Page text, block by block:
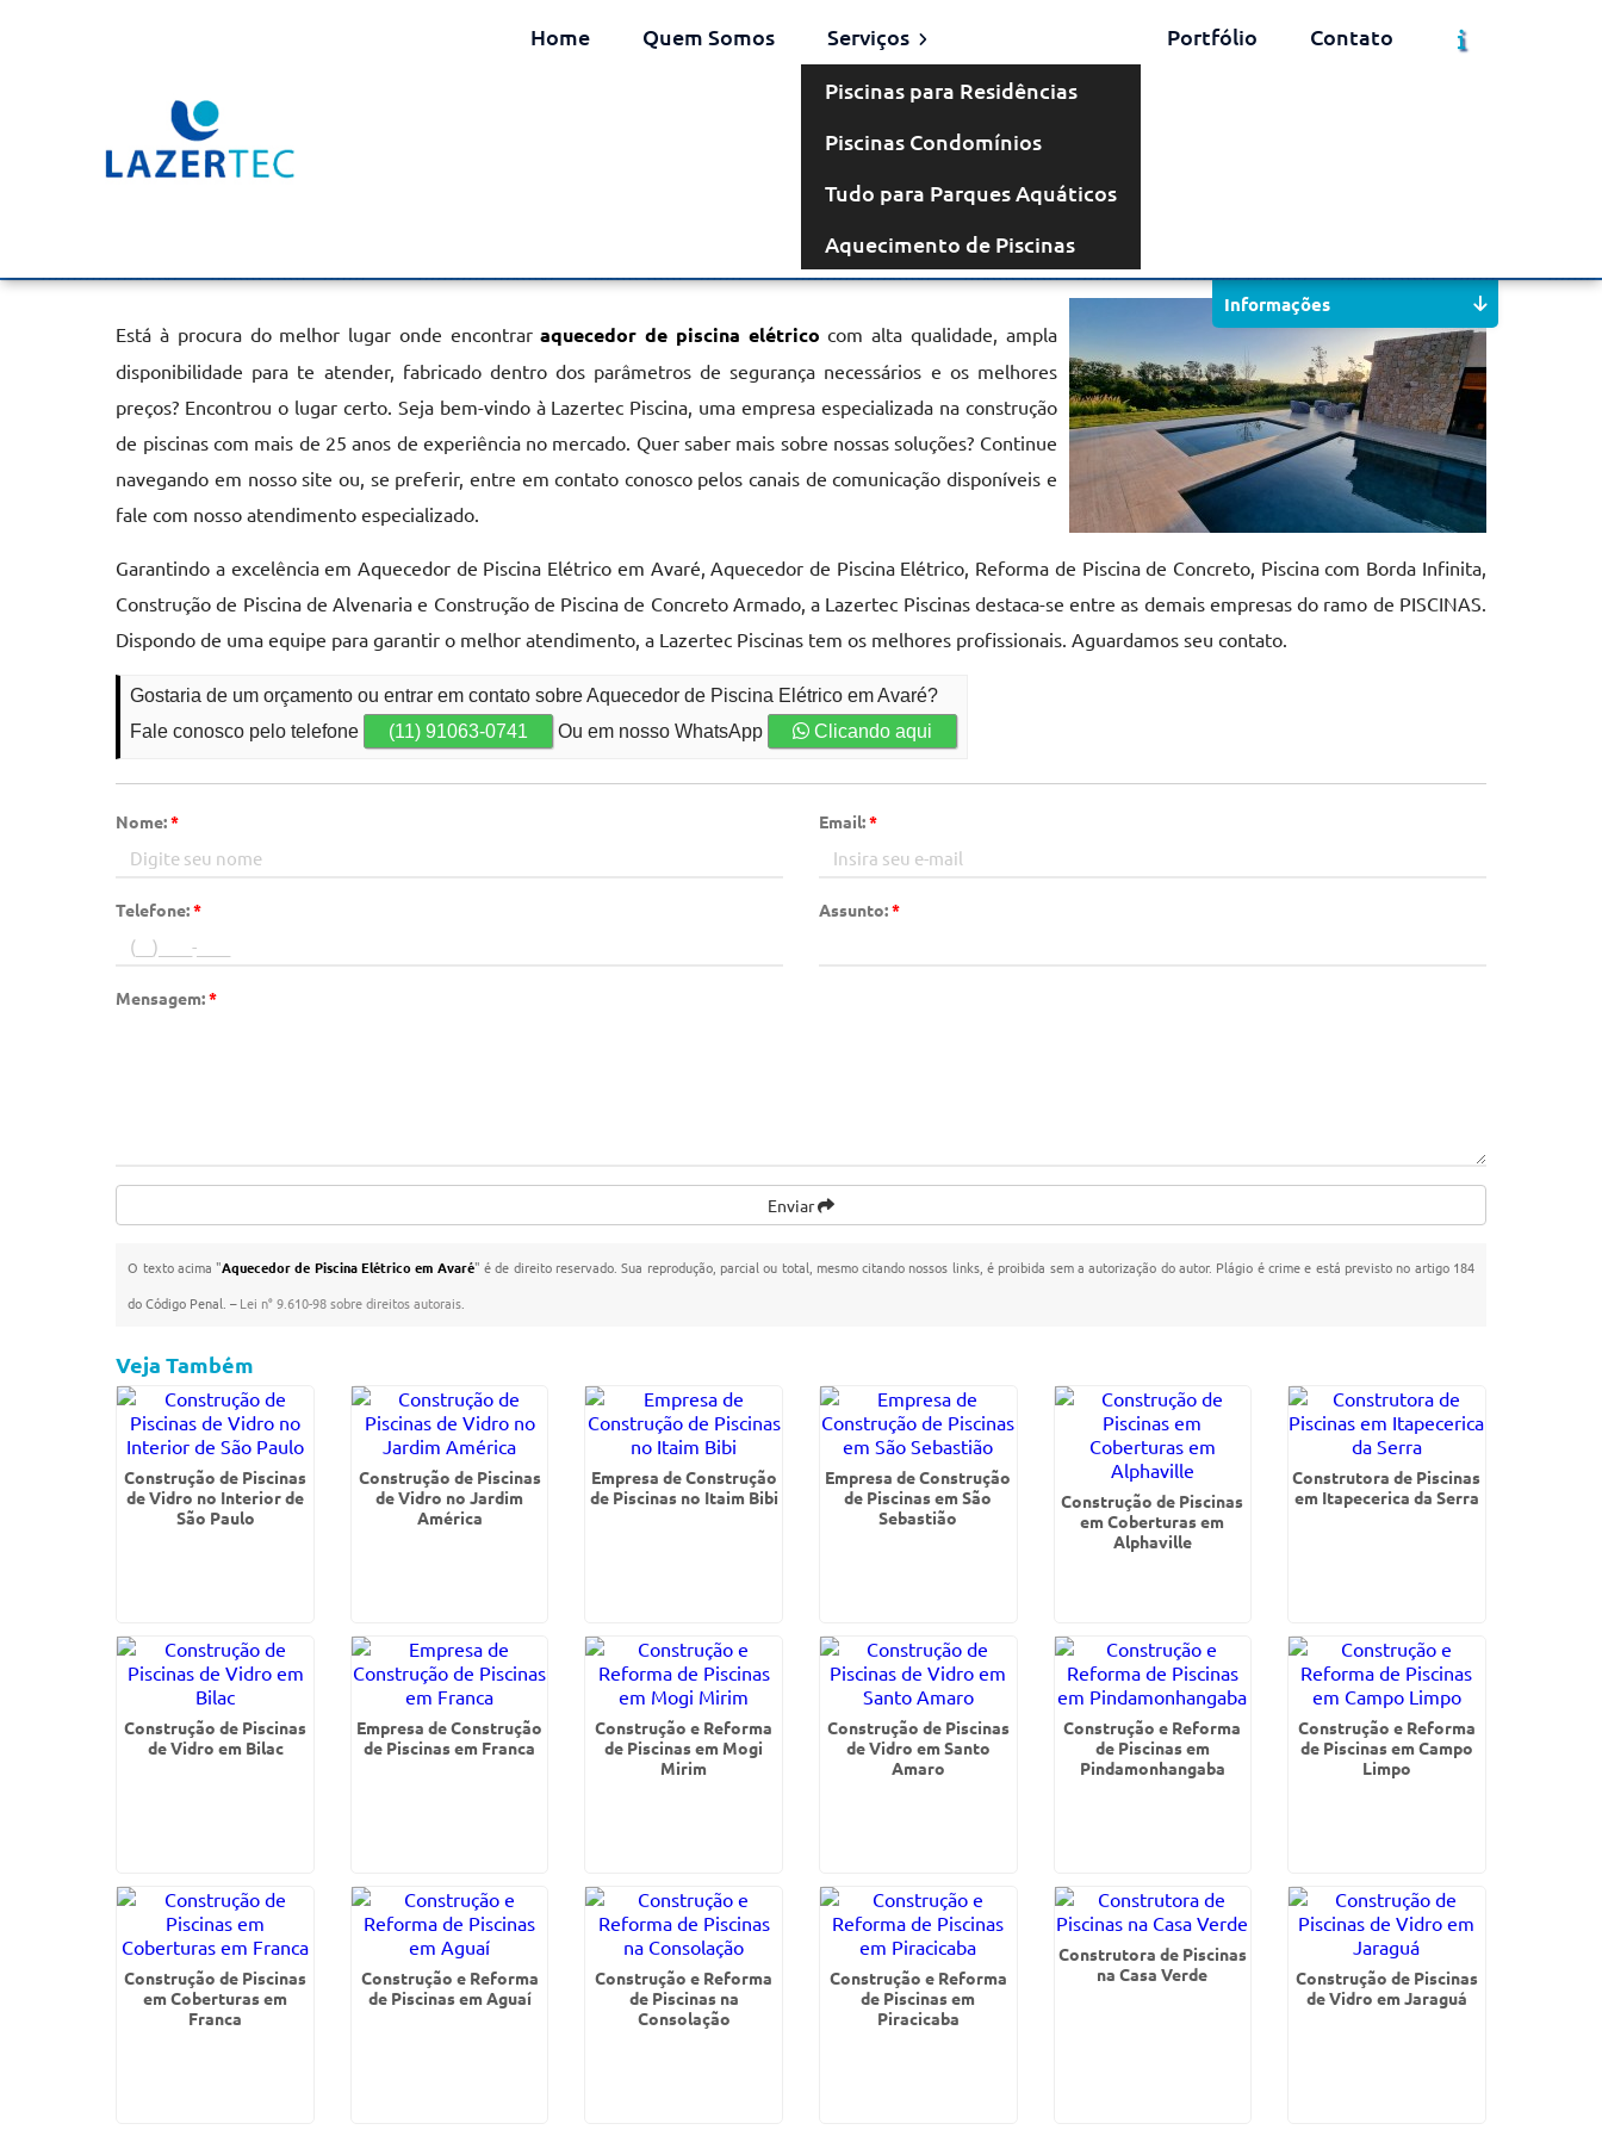
Home Quem Somos
Serviços
Piscinas para Residências
Piscinas Condomínios
Tudo para Parques Aquáticos
Aquecimento de Piscinas
Portfólio Contato
Aquecedor de Piscina Elétrico em
Solicite um Orçamento
Está à procura do melhor lugar onde encontraraquecedor de piscina elétrico com alta qualidade, ampla
disponibilidade para te atender, fabricado dentro dos parâmetros de segurança necessários e os melhores
preços? Encontrou o lugar certo. Seja bem-vindo à Lazertec Piscina, uma empresa especializada na construção
de piscinas com mais de 25 anos de experiência no mercado. Quer saber mais sobre nossas soluções? Continue
navegando em nosso site ou, se preferir, entre em contato conosco pelos canais de comunicação disponíveis e
fale com nosso atendimento especializado.
Garantindo a excelência em Aquecedor de Piscina Elétrico em Avaré, Aquecedor de Piscina Elétrico, Reforma de Piscina de Concreto, Piscina com Borda Infinita,
Construção de Piscina de Alvenaria e Construção de Piscina de Concreto Armado, a Lazertec Piscinas destaca-se entre as demais empresas do ramo de PISCINAS.
Dispondo de uma equipe para garantir o melhor atendimento, a Lazertec Piscinas tem os melhores profissionais. Aguardamos seu contato.
Gostaria de um orçamento ou entrar em contato sobre Aquecedor de Piscina Elétrico em Avaré?
Fale conosco pelo telefone
(11) 91063-0741 Ou em nosso WhatsApp Clicando aqui
Nome:* Email:*
Telefone:* Assunto:*
Mensagem:*
Enviar
O texto acima "Aquecedor de Piscina Elétrico em Avaré" é de direito reservado. Sua reprodução, parcial ou total, mesmo citando nossos links, é proibida sem a autorização do autor. Plágio é crime e está previsto no artigo 184
do Código Penal. –Lei n° 9.610-98 sobre direitos autorais
Informações
Veja Também
Construção de Piscinas
de Vidro no Interior de
São Paulo
Construção de Piscinas
de Vidro no Jardim
América
Empresa de Construção
de Piscinas no Itaim Bibi
Empresa de Construção
de Piscinas em São
Sebastião
Construção de Piscinas
em Coberturas em
Alphaville
Construtora de Piscinas
em Itapecerica da Serra
Construção de Piscinas
de Vidro em Bilac
Empresa de Construção
de Piscinas em Franca
Construção e Reforma
de Piscinas em Mogi
Mirim
Construção de Piscinas
de Vidro em Santo
Amaro
Construção e Reforma
de Piscinas em
Pindamonhangaba
Construção e Reforma
de Piscinas em Campo
Limpo
Construção de Piscinas
em Coberturas em
Franca
Construção e Reforma
de Piscinas em Aguaí
Construção e Reforma
de Piscinas na
Consolação
Construção e Reforma
de Piscinas em
Piracicaba
Construtora de Piscinas
na Casa Verde
Construção de Piscinas
de Vidro em Jaraguá